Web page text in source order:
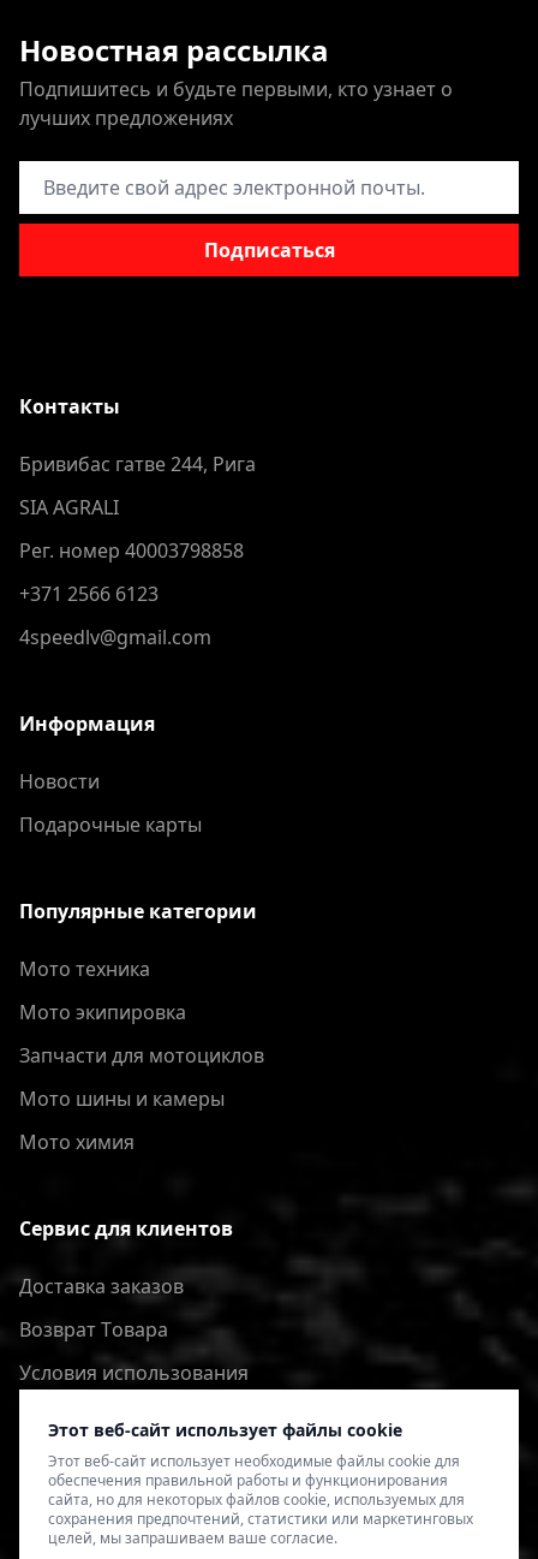
Этот веб-сайт использует файлы cookie
Этот веб-сайт использует необходимые файлы cookie для
обеспечения правильной работы и функционирования
сайта, но для некоторых файлов cookie, используемых для
сохранения предпочтений, статистики или маркетинговых
целей, мы запрашиваем ваше согласие.
Новостная рассылка
Подпишитесь и будьте первыми, кто узнает о
лучших предложениях
Адрес электронной почты
Подписаться
Контакты
Бривибас гатве 244, Рига
SIA AGRALI
Рег. номер 40003798858
+371 2566 6123
4speedlv@gmail.com
Информация
Новости
Подарочные карты
Популярные категории
Мото техника
Мото экипировка
Запчасти для мотоциклов
Мото шины и камеры
Мото химия
Сервис для клиентов
Доставка заказов
Bозврат Tовара
Условия использования
Политика конфиденциальности